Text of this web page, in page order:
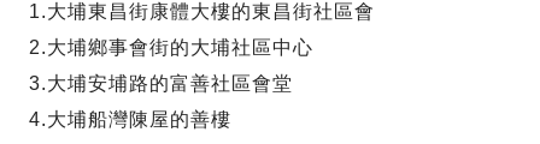
1.大埔東昌街康體大樓的東昌街社區會
2.大埔鄉事會街的大埔社區中心
3.大埔安埔路的富善社區會堂
4.大埔船灣陳屋的善樓